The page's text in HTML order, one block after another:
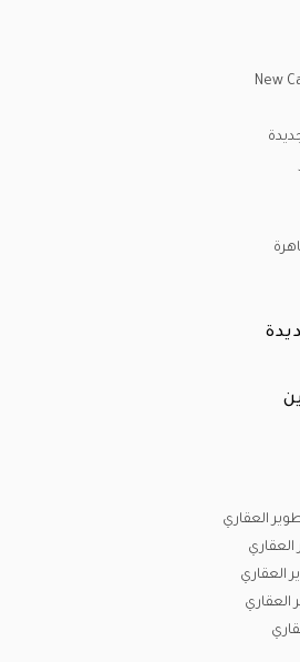
العقاري
العقاري
العقاري